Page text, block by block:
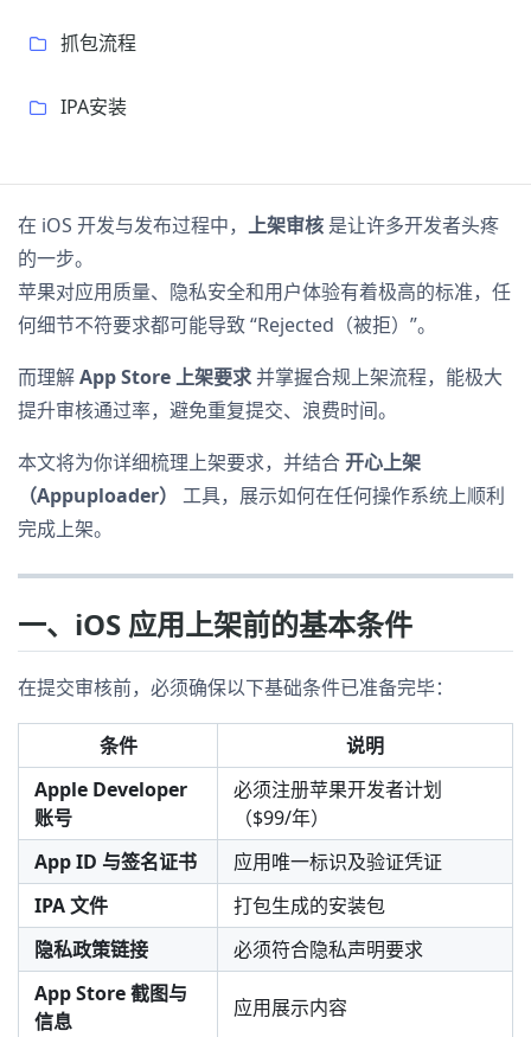
抓包流程
IPA安装
在 iOS 开发与发布过程中， 上架审核 是让许多开发者头疼
的一步。
苹果对应用质量、隐私安全和用户体验有着极高的标准，任
何细节不符要求都可能导致 “Rejected（被拒）”。
而理解App Store 上架要求并掌握合规上架流程，能极大
提升审核通过率，避免重复提交、浪费时间。
本文将为你详细梳理上架要求，并结合开心上架
（Appuploader）
工具，展示如何在任何操作系统上顺利
完成上架。
一、iOS 应用上架前的基本条件
在提交审核前，必须确保以下基础条件已准备完毕：
条件
说明
Apple Developer
账号
必须注册苹果开发者计划
（$99/年）
App ID 与签名证书
应用唯一标识及验证凭证
IPA 文件
打包生成的安装包
隐私政策链接
必须符合隐私声明要求
App Store 截图与
信息
应用展示内容